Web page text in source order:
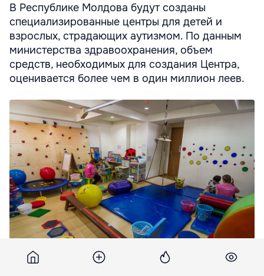
В Республике Молдова будут созданы
специализированные центры для детей и
взрослых, страдающих аутизмом. По данным
министерства здравоохранения, объем
средств, необходимых для создания Центра,
оценивается более чем в один миллион леев.